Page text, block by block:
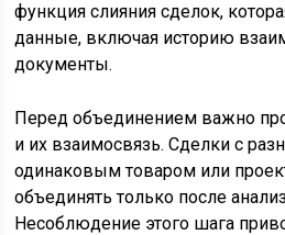
функция слияния сделок,
данные, включая историю
документы.
Перед объединением важно
и их взаимосвязь. Сделки с
одинаковым товаром или
объединять только после
Несоблюдение этого шага